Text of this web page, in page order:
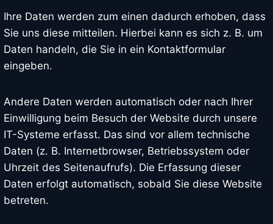
Ihre Daten werden zum einen dadurch erhoben, dass
Sie uns diese mitteilen. Hierbei kann es sich z. B. um
Daten handeln, die Sie in ein Kontaktformular
eingeben.
Andere Daten werden automatisch oder nach Ihrer
Einwilligung beim Besuch der Website durch unsere
IT-Systeme erfasst. Das sind vor allem technische
Daten (z. B. Internetbrowser, Betriebssystem oder
Uhrzeit des Seitenaufrufs). Die Erfassung dieser
Daten erfolgt automatisch, sobald Sie diese Website
betreten.